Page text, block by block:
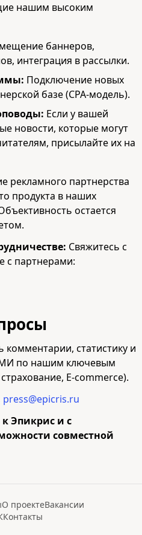
нашим высоким
баннеров,
интеграция в рассылки.
Подключение новых
базе (CPA-модель).
Если у вашей
новости, которые могут
присылайте их на
рекламного партнерства
продукта в наших
остается
Свяжитесь с
с партнерами:
статистику и
по нашим ключевым
E-commerce).
press@epicris.ru
Эпикрис и с
совместной
О проектеВакансии
Контакты